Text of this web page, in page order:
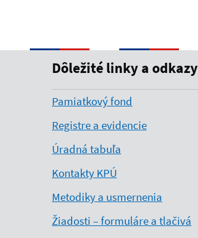
Dôležité linky a odkazy
Pamiatkový fond
Registre a evidencie
Úradná tabuľa
Kontakty KPÚ
Metodiky a usmernenia
Žiadosti – formuláre a tlačivá